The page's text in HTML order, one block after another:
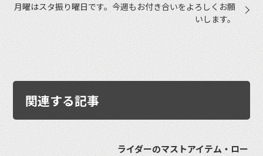
月曜はスタ振り曜日です。今週もお付き合いをよろしくお願
いします。
関連する記事
ライダーのマストアイテム・ロー